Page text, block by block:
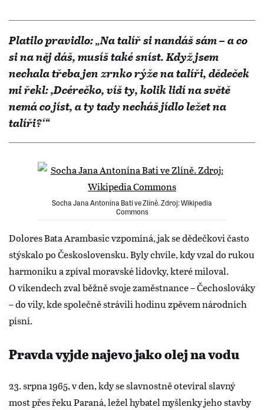
Platilo pravidlo: „Na talíř si nandáš sám – a co
si na něj dáš, musíš také sníst. Když jsem
nechala třeba jen zrnko rýže na talíři, dědeček
mi řekl: ,Dcérečko, víš ty, kolik lidí na světě
nemá co jíst, a ty tady necháš jídlo ležet na
talíři?‘“
Socha Jana Antonína Bati ve Zlíně. Zdroj: Wikipedia
Commons
Dolores Bata Arambasic vzpomíná, jak se dědečkovi často
stýskalo po Československu. Byly chvíle, kdy vzal do rukou
harmoniku a zpíval moravské lidovky, které miloval.
O víkendech zval běžně svoje zaměstnance – Čechoslováky
– do vily, kde společně strávili hodinu zpěvem národních
písní.
Pravda vyjde najevo jako olej na vodu
23. srpna 1965, v den, kdy se slavnostně otevíral slavný
most přes řeku Paraná, ležel hybatel myšlenky jeho stavby